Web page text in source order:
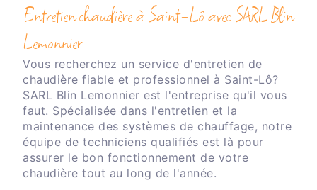
Entretien chaudière à Saint-Lô avec SARL Blin
Lemonnier
Vous recherchez un service d'entretien de
chaudière fiable et professionnel à Saint-Lô?
SARL Blin Lemonnier est l'entreprise qu'il vous
faut. Spécialisée dans l'entretien et la
maintenance des systèmes de chauffage, notre
équipe de techniciens qualifiés est là pour
assurer le bon fonctionnement de votre
chaudière tout au long de l'année.